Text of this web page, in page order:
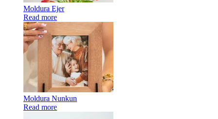
Moldura Ejer
Read more
Moldura Nunkun
Read more